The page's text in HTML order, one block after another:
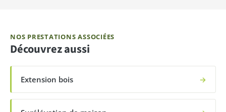
NOS PRESTATIONS ASSOCIÉES
Découvrez aussi
Extension bois →